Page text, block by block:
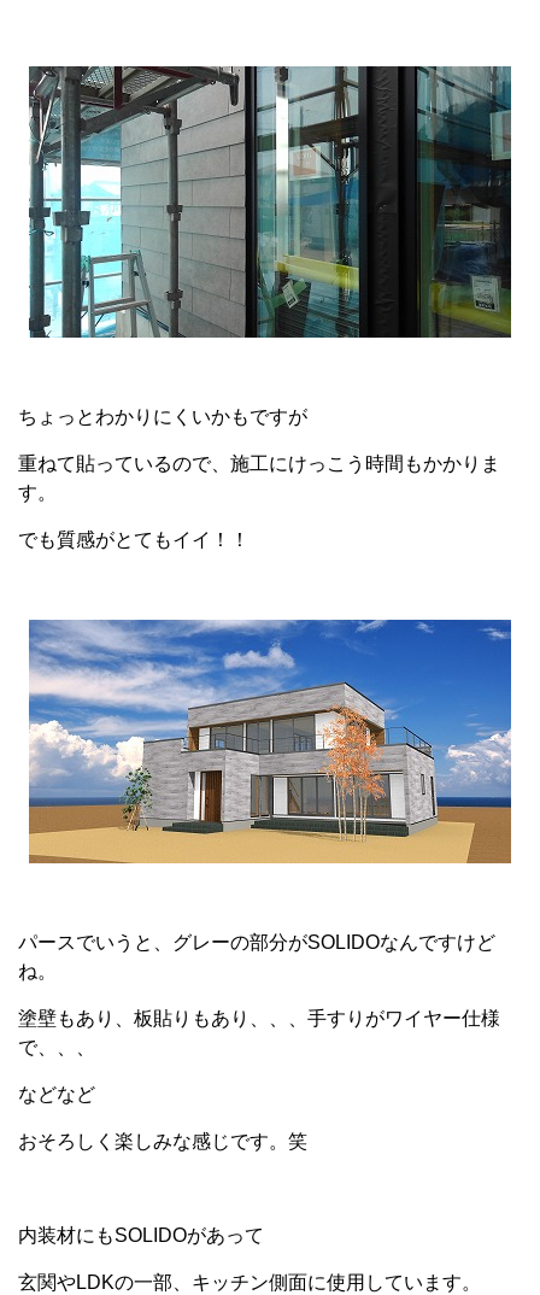
ちょっとわかりにくいかもですが
重ねて貼っているので、施工にけっこう時間もかかりま
す。
でも質感がとてもイイ！！
パースでいうと、グレーの部分がSOLIDOなんですけど
ね。
塗壁もあり、板貼りもあり、、、手すりがワイヤー仕様
で、、、
などなど
おそろしく楽しみな感じです。笑
内装材にもSOLIDOがあって
玄関やLDKの一部、キッチン側面に使用しています。